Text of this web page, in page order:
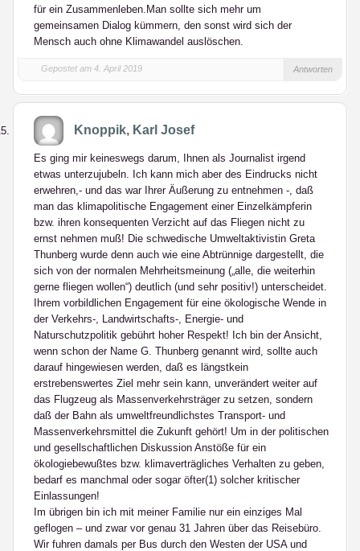
für ein Zusammenleben.Man sollte sich mehr um
gemeinsamen Dialog kümmern, den sonst wird sich der
Mensch auch ohne Klimawandel auslöschen.
Gepostet am 4. April 2019 Antworten
Knoppik, Karl Josef
Es ging mir keineswegs darum, Ihnen als Journalist irgend
etwas unterzujubeln. Ich kann mich aber des Eindrucks nicht
erwehren,- und das war Ihrer Äußerung zu entnehmen -, daß
man das klimapolitische Engagement einer Einzelkämpferin
bzw. ihren konsequenten Verzicht auf das Fliegen nicht zu
ernst nehmen muß! Die schwedische Umweltaktivistin Greta
Thunberg wurde denn auch wie eine Abtrünnige dargestellt, die
sich von der normalen Mehrheitsmeinung („alle, die weiterhin
gerne fliegen wollen“) deutlich (und sehr positiv!) unterscheidet.
Ihrem vorbildlichen Engagement für eine ökologische Wende in
der Verkehrs-, Landwirtschafts-, Energie- und
Naturschutzpolitik gebührt hoher Respekt! Ich bin der Ansicht,
wenn schon der Name G. Thunberg genannt wird, sollte auch
darauf hingewiesen werden, daß es längstkein
erstrebenswertes Ziel mehr sein kann, unverändert weiter auf
das Flugzeug als Massenverkehrsträger zu setzen, sondern
daß der Bahn als umweltfreundlichstes Transport- und
Massenverkehrsmittel die Zukunft gehört! Um in der politischen
und gesellschaftlichen Diskussion Anstöße für ein
ökologiebewußtes bzw. klimaverträgliches Verhalten zu geben,
bedarf es manchmal oder sogar öfter(1) solcher kritischer
Einlassungen!
Im übrigen bin ich mit meiner Familie nur ein einziges Mal
geflogen – und zwar vor genau 31 Jahren über das Reisebüro.
Wir fuhren damals per Bus durch den Westen der USA und